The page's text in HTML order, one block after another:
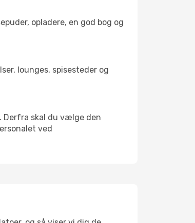
opladere, en god bog og
lounges, spisesteder og
Derfra skal du vælge den
ved